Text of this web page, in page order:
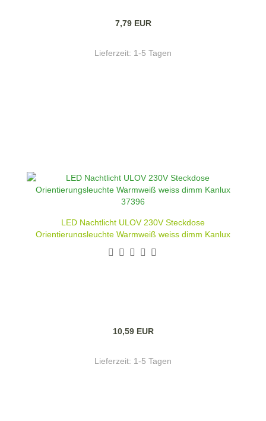
7,79 EUR
Lieferzeit: 1-5 Tagen
LED Nachtlicht ULOV 230V Steckdose
Orientierungsleuchte Warmweiß weiss dimm Kanlux
10,59 EUR
Lieferzeit: 1-5 Tagen